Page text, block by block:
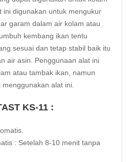
ini digunakan untuk mengukur
garam dalam air kolam atau
kembang ikan tentu
sesuai dan tetap stabil baik itu
air asin. Penggunaan alat ini
atau tambak ikan, namun
alat ini.
KS-11 :
: Setelah 8-10 menit tanpa